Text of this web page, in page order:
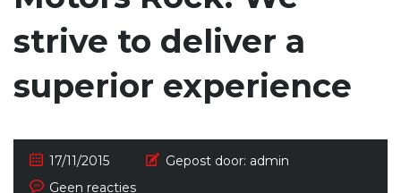
strive to deliver a
superior experience
17/11/2015 Gepost door: admin
Geen reacties